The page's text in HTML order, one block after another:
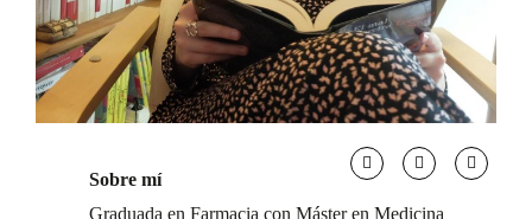
Sobre mí
Graduada en Farmacia con Máster en Medicina